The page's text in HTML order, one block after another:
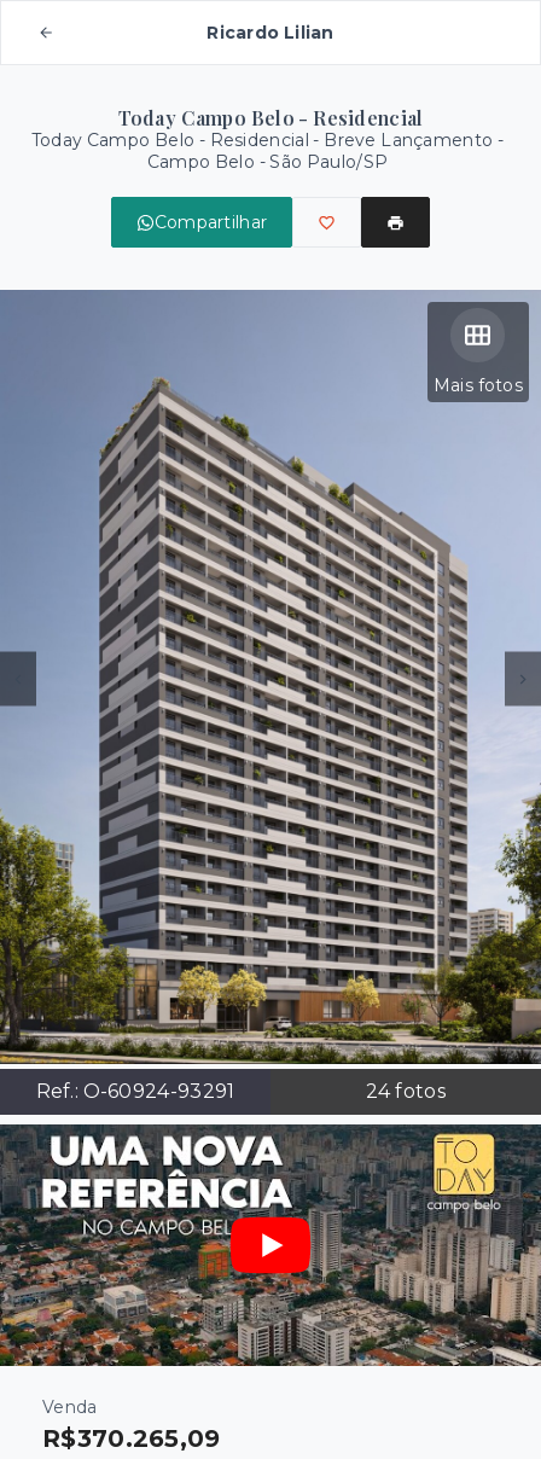
Ricardo Lilian
Today Campo Belo - Residencial
Today Campo Belo - Residencial - Breve Lançamento -
Campo Belo - São Paulo/SP
Compartilhar
Mais fotos
Ref.: O-60924-93291 24fotos
Venda
R$370.265,09